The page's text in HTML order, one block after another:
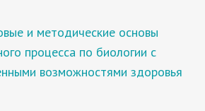
и методические основы
процесса по биологии с
возможностями здоровья